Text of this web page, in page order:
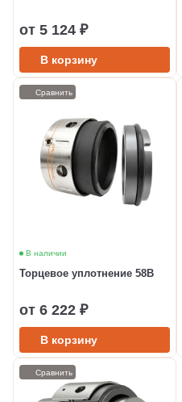
от 5 124 ₽
В корзину
В наличии
Торцевое уплотнение 58B
от 6 222 ₽
В корзину
Сравнить
Сравнить